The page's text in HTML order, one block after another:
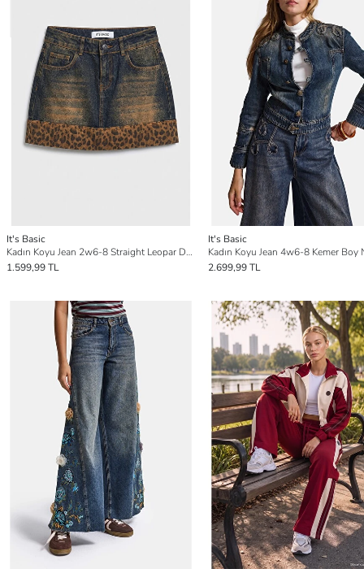
It's Basic
Kadın Koyu Jean 2w6-8 Straight Leopar Detaylı Tasarım denim Etek
1.599,99 TL
It's Basic
2.699,99 TL